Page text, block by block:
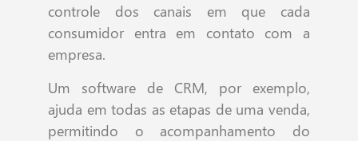
controle dos canais em que cada
consumidor entra em contato com a
empresa.
Um software de CRM, por exemplo,
ajuda em todas as etapas de uma venda,
permitindo o acompanhamento do